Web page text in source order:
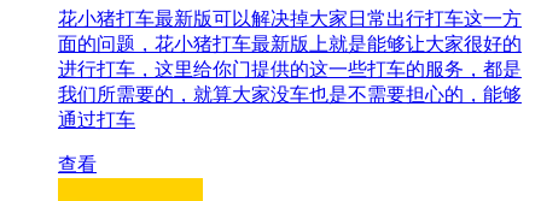
花小猪打车最新版可以解决掉大家日常出行打车这一方
面的问题，花小猪打车最新版上就是能够让大家很好的
进行打车，这里给你门提供的这一些打车的服务，都是
我们所需要的，就算大家没车也是不需要担心的，能够
通过打车
查看